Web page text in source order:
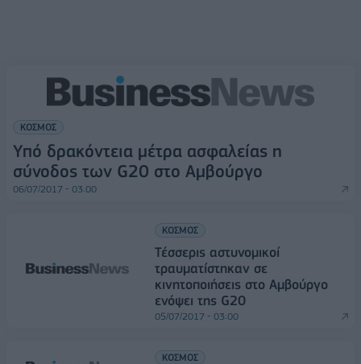
ΚΟΣΜΟΣ
Υπό δρακόντεια μέτρα ασφαλείας η
σύνοδος των G20 στο Αμβούργο
06/07/2017 - 03:00
ΚΟΣΜΟΣ
Τέσσερις αστυνομικοί
τραυματίστηκαν σε
κινητοποιήσεις στο Αμβούργο
ενόψει της G20
05/07/2017 - 03:00
ΚΟΣΜΟΣ